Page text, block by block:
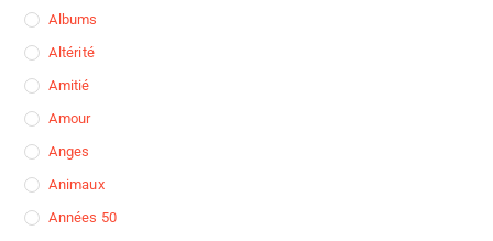
Albums
Altérité
Amitié
Amour
Anges
Animaux
Années 50